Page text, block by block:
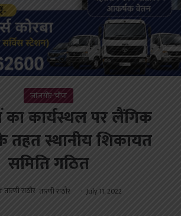
जांजगीर-चाँपा
कार्यस्थल पर लैंगिक
तहत स्थानीय शिकायत
समिति गठित
तारणी राठौर July 11, 2022